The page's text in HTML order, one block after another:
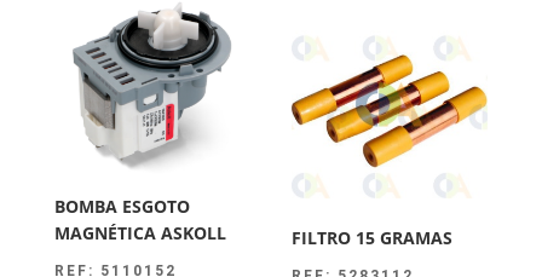
BOMBA ESGOTO
MAGNÉTICA ASKOLL
REF: 5110152
FILTRO 15 GRAMAS